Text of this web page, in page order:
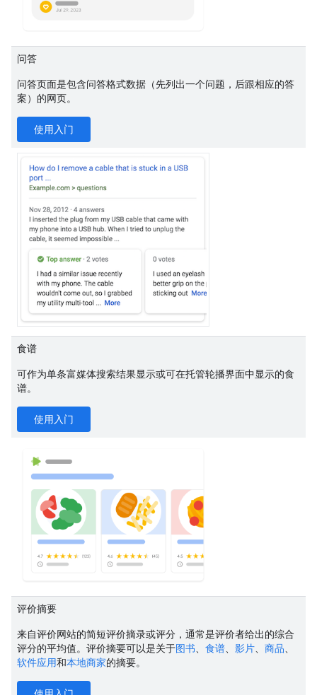
问答
问答页面是包含问答格式数据（先列出一个问题，后跟相应的答
案）的网页。
使用入门
食谱
可作为单条富媒体搜索结果显示或可在托管轮播界面中显示的食
谱。
使用入门
评价摘要
来自评价网站的简短评价摘录或评分，通常是评价者给出的综合
评分的平均值。评价摘要可以是关于图书 食谱 影片 商品
软件应用和本地商家的摘要。